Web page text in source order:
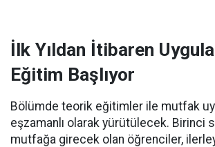
İlk Yıldan İtibaren
Eğitim Başlıyor
Bölümde teorik eğitimler ile mutfak
eşzamanlı olarak yürütülecek. Birinci
mutfağa girecek olan öğrenciler,